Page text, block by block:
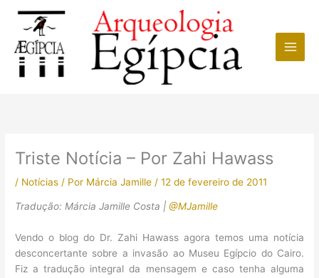
conteúdo
Triste Notícia – Por Zahi Hawass
/ Notícias / Por Márcia Jamille /12 de fevereiro de 2011
Tradução: Márcia Jamille Costa |@MJamille
Vendo o blog do Dr. Zahi Hawass agora temos uma notícia
desconcertante sobre a invasão ao Museu Egípcio do Cairo.
Fiz a tradução integral da mensagem e caso tenha alguma